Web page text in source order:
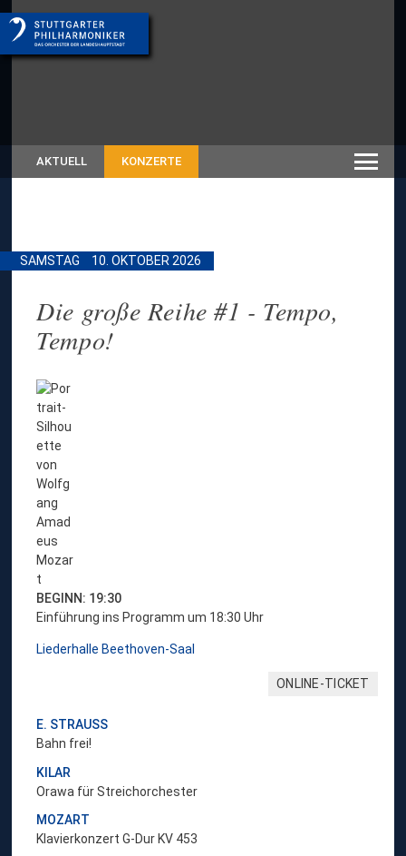
AKTUELL KONZERTE
SAMSTAG 10. OKTOBER 2026
Die große Reihe #1 - Tempo,
Tempo!
Ü
b
r
h
t
u
s
c
BEGINN: 19:30
Einführung ins Programm um 18:30 Uhr
Liederhalle Beethoven-Saal
ONLINE-TICKET
E. STRAUSS
Bahn frei!
KILAR
Orawa für Streichorchester
MOZART
Klavierkonzert G-Dur KV 453